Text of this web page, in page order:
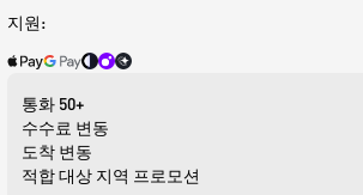
지원:
통화 50+
수수료 변동
도착 변동
적합 대상 지역 프로모션